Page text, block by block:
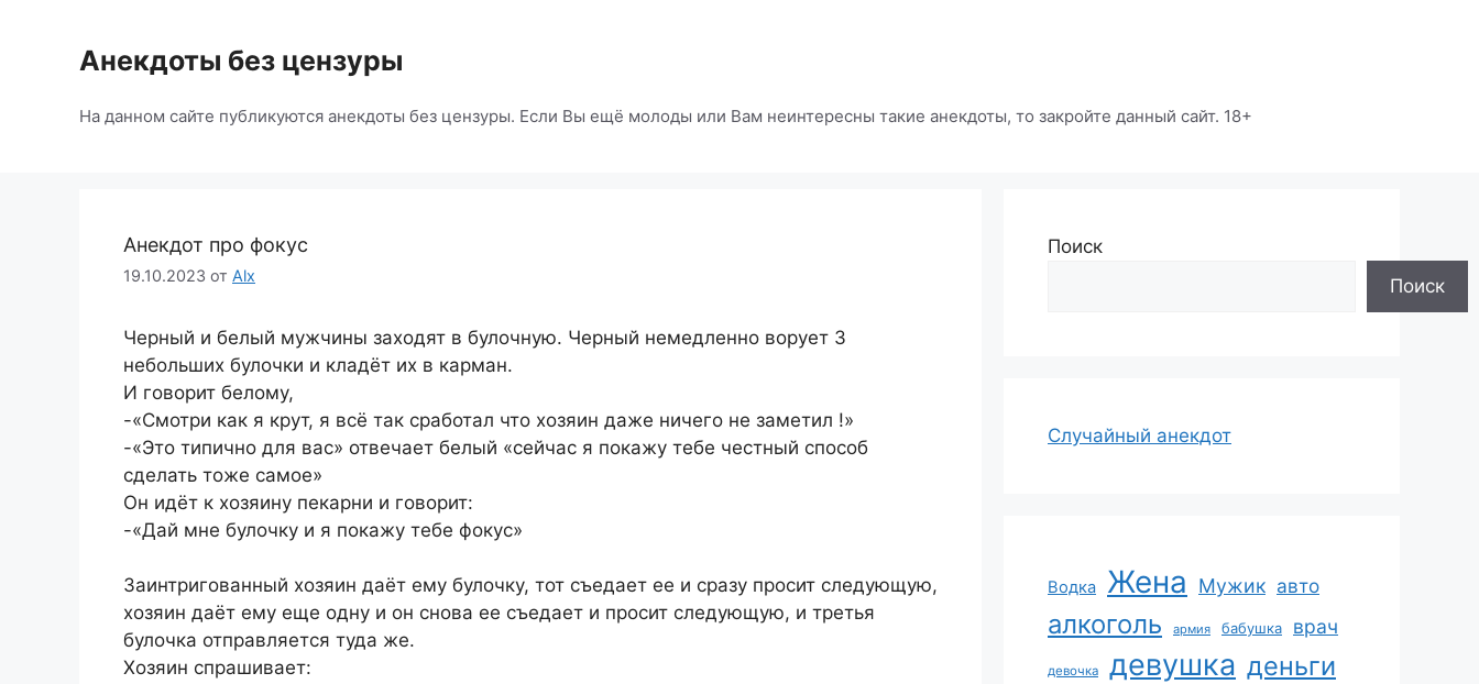
содержимомуАнекдоты без цензуры
На данном сайте публикуются анекдоты без цензуры. Если Вы ещё молоды или Вам неинтересны такие анекдоты, то закройте данный сайт. 18+
Анекдот про фокус
19.10.2023 от Alx
Черный и белый мужчины заходят в булочную. Черный немедленно ворует 3
небольших булочки и кладёт их в карман.
И говорит белому,
-«Смотри как я крут, я всё так сработал что хозяин даже ничего не заметил !»
-«Это типично для вас» отвечает белый «сейчас я покажу тебе честный способ
сделать тоже самое»
Он идёт к хозяину пекарни и говорит:
-«Дай мне булочку и я покажу тебе фокус»
Заинтригованный хозяин даёт ему булочку, тот съедает ее и сразу просит следующую,
хозяин даёт ему еще одну и он снова ее съедает и просит следующую, и третья
булочка отправляется туда же.
Хозяин спрашивает:
Поиск
Поиск
Случайный анекдот
Водка Жена Мужик авто
алкоголь армия бабушка врач
девочка девушка деньги